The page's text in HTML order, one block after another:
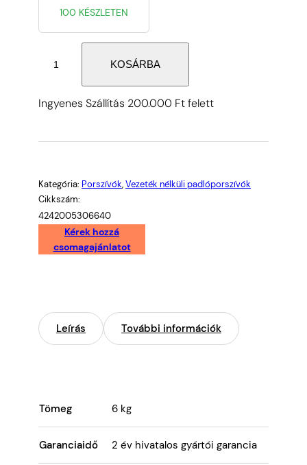
100 KÉSZLETEN
BBS711ANM
akkumulátoros
porszívó
KOSÁRBA
Ingyenes Szállítás 200.000 Ft felett
Cikkszám:
4242005306640
Kategória: Porszívók, Vezeték nélküli padlóporszívók
Kérek hozzá
csomagajánlatot
Leírás További információk
Tömeg 6 kg
Garanciaidő 2 év hivatalos gyártói garancia